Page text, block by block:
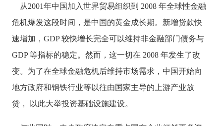
从2001年中国加入世界贸易组织到 2008 年全球性金融
危机爆发这段时间，是中国的黄金成长期。新增贷款快
速增加，GDP 较快增长完全可以维持非金融部门债务与
GDP 等指标的稳定。然而，这一切在 2008 年发生了改
变。为了在全球金融危机后维持市场需求，中国开始向
地方政府和钢铁行业等以往由国家主导的上游产业放
贷， 以此大举投资基础设施建设。